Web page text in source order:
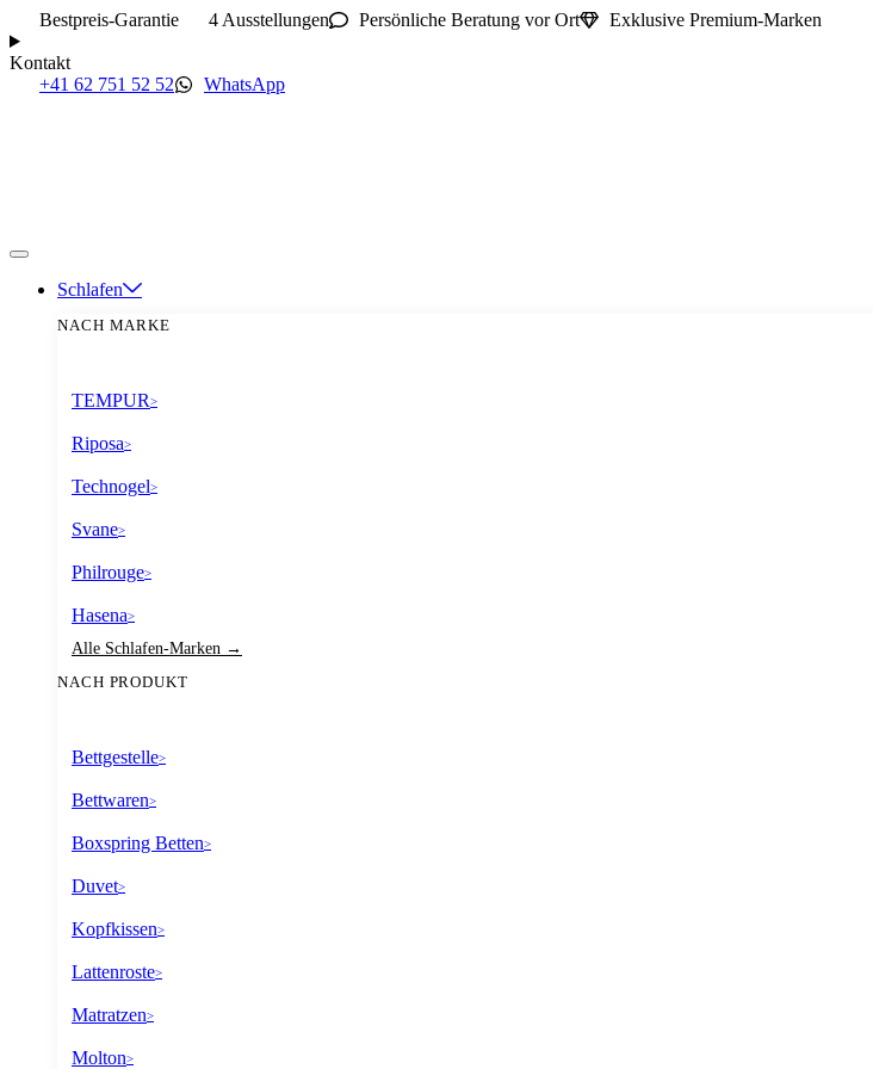
Bestpreis-Garantie 4 Ausstellungen Persönliche Beratung vor Ort Exklusive Premium-Marken
Kontakt
+41 62 751 52 52
WhatsApp
Schlafen
NACH MARKE
TEMPUR>
Riposa>
Technogel>
Svane>
Philrouge>
Hasena>
Alle Schlafen-Marken →
NACH PRODUKT
Bettgestelle>
Bettwaren>
Boxspring Betten>
Duvet>
Kopfkissen>
Lattenroste>
Matratzen>
Molton>